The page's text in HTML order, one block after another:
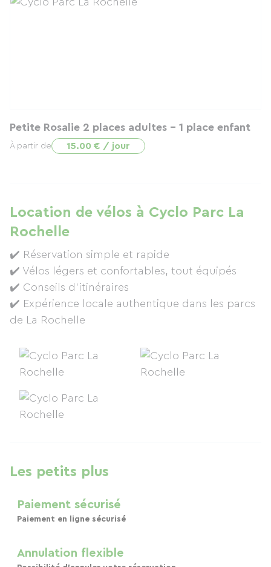
Petite Rosalie 2 places adultes – 1 place enfant
À partir de 15.00 € / jour
Location de vélos à Cyclo Parc La
Rochelle
✔️ Réservation simple et rapide
✔️ Vélos légers et confortables, tout équipés
✔️ Conseils d’itinéraires
✔️ Expérience locale authentique dans les parcs
de La Rochelle
Les petits plus
Paiement sécurisé
Paiement en ligne sécurisé
Annulation flexible